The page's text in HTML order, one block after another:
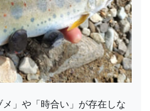
メ」や「時合い」が存在しな